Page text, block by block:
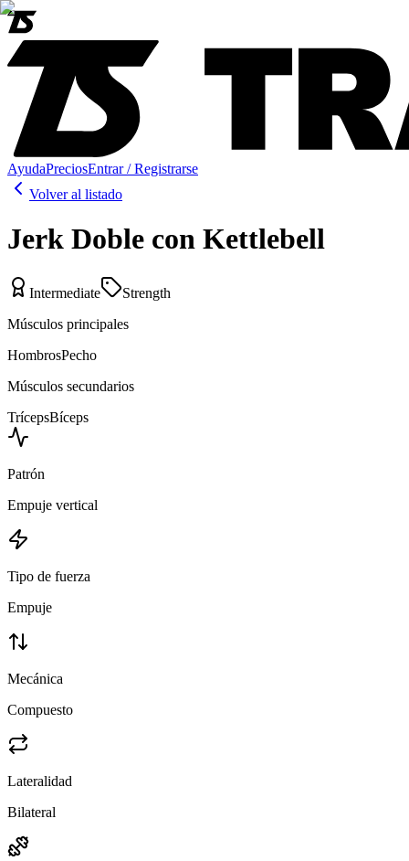
AyudaPreciosEntrar / Registrarse
Volver al listado
Jerk Doble con Kettlebell
Intermediate
Strength
Músculos principales
HombrosPecho
Músculos secundarios
TrícepsBíceps
Patrón
Empuje vertical
Tipo de fuerza
Empuje
Mecánica
Compuesto
Lateralidad
Bilateral